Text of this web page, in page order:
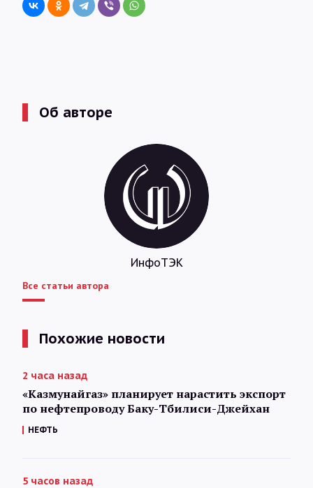
Об авторе
ИнфоТЭК
Все статьи автора
Похожие новости
2 часа назад
«Казмунайгаз» планирует нарастить экспорт
по нефтепроводу Баку-Тбилиси-Джейхан
НЕФТЬ
5 часов назад